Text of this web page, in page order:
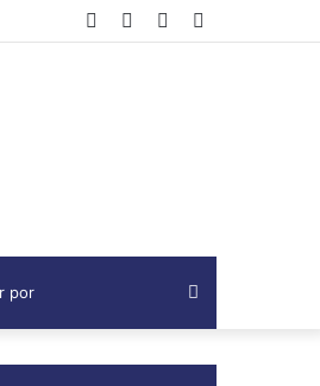
Telegram
Twitter
Facebook
Buscar
por